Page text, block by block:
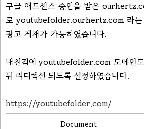
구글 애드센스 승인을 받은
로 youtubefolder.ourhertz.com 라는
광고 게재가 가능하였습니다.
내친김에 youtubefolder.com 도메인
뒤 리디렉션 되도록 설정하였습니다.
https://youtubefolder.com/
Document